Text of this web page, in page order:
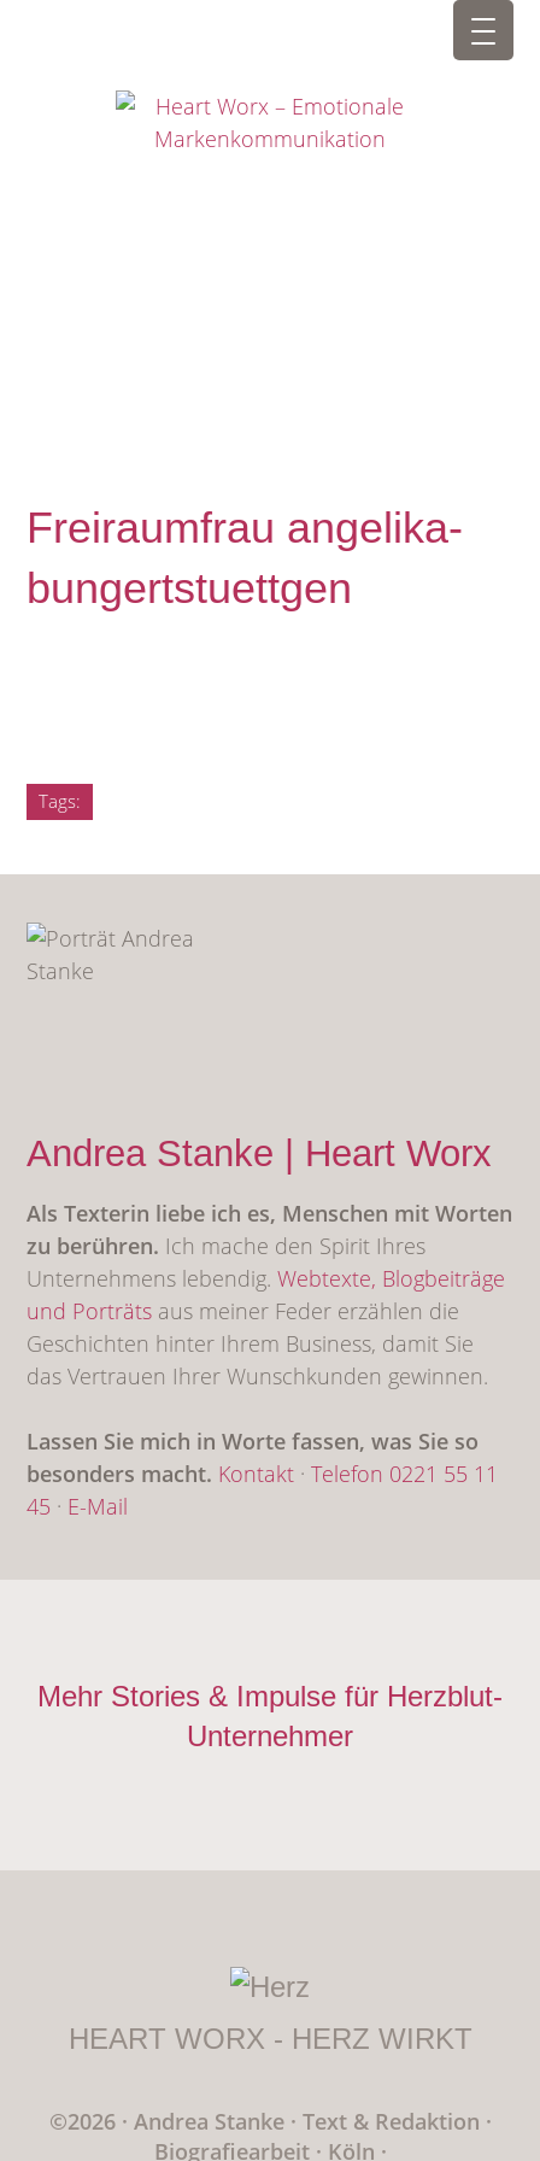
Freiraumfrau angelika-
bungertstuettgen
Tags:
Andrea Stanke | Heart Worx
Als Texterin liebe ich es, Menschen mit Worten
zu berühren. Ich mache den Spirit Ihres
Unternehmens lebendig.Webtexte, Blogbeiträge
und Porträts aus meiner Feder erzählen die
Geschichten hinter Ihrem Business, damit Sie
das Vertrauen Ihrer Wunschkunden gewinnen.
Lassen Sie mich in Worte fassen, was Sie so
besonders macht. Kontakt ·Telefon 0221 55 11
45 · E-Mail
Mehr Stories & Impulse für Herzblut-
Unternehmer
HEART WORX - HERZ WIRKT
©2026 · Andrea Stanke· Text & Redaktion ·
Biografiearbeit · Köln ·